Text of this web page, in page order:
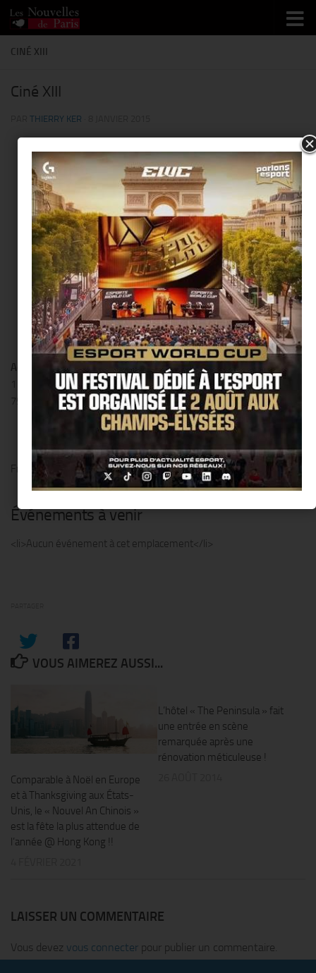
Skip to content
CINÉ XIII
Ciné XIII
THIERRY KER
1 Avenue Junot - 75018 Paris
Événements
This page can't load Google Maps correctly.
Do you own this website? OK
Adresse
1 Avenue Junot
75018 Paris
France
Événements à venir
<li>Aucun événement à cet emplacement</li>
VOUS AIMEREZ AUSSI...
Comparable à Noël en Europe
et à Thanksgiving aux États-
Unis, le « Nouvel An Chinois »
est la fête la plus attendue de
l’année @ Hong Kong !!
L’hôtel « The Peninsula » fait
une entrée en scène
remarquée après une
rénovation méticuleuse !
LAISSER UN COMMENTAIRE
Vous devez vous connecter pour publier un commentaire.